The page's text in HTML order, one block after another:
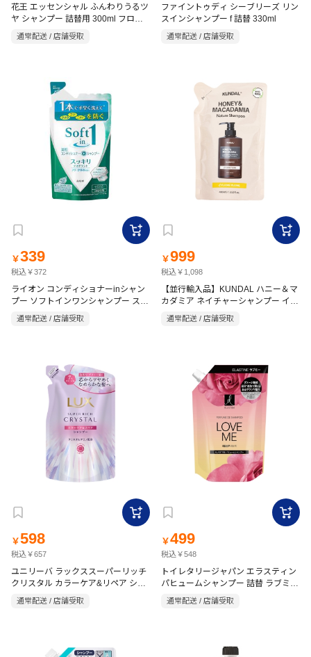
花王 エッセンシャル ふんわりうるツ
ヤ シャンプー 詰替用 300ml フロー
ラルブーケの香り
通常配送 / 店舗受取
ファイントゥディ シーブリーズ リン
スインシャンプー f 詰替 330ml
通常配送 / 店舗受取
￥339
税込￥372
ライオン コンディショナーinシャン
プー ソフトインワンシャンプー スッ
キリデオドラント 詰替用 370ml
通常配送 / 店舗受取
￥999
税込￥1,098
【並行輸入品】KUNDAL ハニー＆マ
カダミア ネイチャーシャンプー イラ
ンイラン 詰替 400ml
通常配送 / 店舗受取
￥598
税込￥657
ユニリーバ ラックススーパーリッチ
クリスタル カラーケア&リペア シャ
ンプー詰替 300g
通常配送 / 店舗受取
￥499
税込￥548
トイレタリージャパン エラスティン
パヒュームシャンプー 詰替 ラブミー
通常配送 / 店舗受取